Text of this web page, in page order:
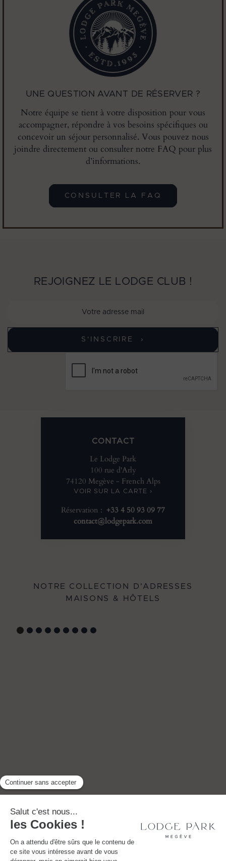
UNE QUESTION AVANT DE RÉSERVER ?
Notre équipe se tient à votre disposition pour vous
accompagner, répondre à vos besoins spécifiques ou
concevoir un séjour personnalisé. Vous pouvez nous
joindre directement ou consulter notre FAQ pour plus
d’informations.
CONSULTER LA FAQ
REJOIGNEZ LE LODGE CLUB !
CONTACT
Le Lodge Park
100 rue d'Arly
74120 Megève - French Alps
VOIR SUR LA CARTE ›
Réservation : +33 4 50 93 09 77
contact@lodgepark.com
NOTRE COLLECTION D'ADRESSES
MAISONS & HÔTELS
SAINT BARTH - FRENCH WEST
INDIES
DÉCOUVRIR TOUTES NOS DESTINATIONS